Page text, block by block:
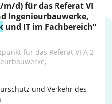
d) für das Referat VI
Ingenieurbauwerke,
und IT im Fachbereich“
für das Referat VI A 2
und Verkehr des